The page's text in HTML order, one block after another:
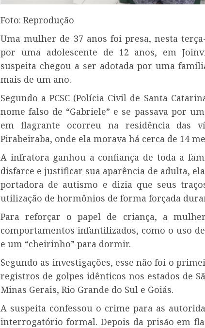
Foto: Reprodução
Uma mulher de 37 anos foi presa, nesta
por uma adolescente de 12 anos, em
suspeita chegou a ser adotada por uma
mais de um ano.
Segundo a PCSC (Polícia Civil de Santa
nome falso de “Gabriele” e se passava por
em flagrante ocorreu na residência das
Pirabeiraba, onde ela morava há cerca de 14
A infratora ganhou a confiança de toda a
disfarce e justificar sua aparência de adulta,
portadora de autismo e dizia que seus
utilização de hormônios de forma forçada
Para reforçar o papel de criança, a
comportamentos infantilizados, como o uso
e um “cheirinho” para dormir.
Segundo as investigações, esse não foi o
registros de golpes idênticos nos estados de
Minas Gerais, Rio Grande do Sul e Goiás.
A suspeita confessou o crime para as
interrogatório formal. Depois da prisão em